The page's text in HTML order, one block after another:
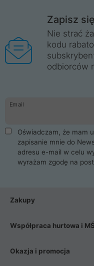
Zapisz
Nie strać
kodu
odbiorców
Email
Oświadczam, że mam
zapisanie mnie do
adresu e-mail w celu
wyrażam zgodę na
Zakupy
Współpraca hurtowa i
Okazja i promocja